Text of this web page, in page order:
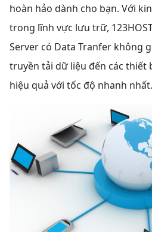
hoàn hảo dành cho bạn. Với
trong lĩnh vực lưu trữ,
Server có Data Tranfer không
truyền tải dữ liệu đến các thiết
hiệu quả với tốc độ nhanh nhất.